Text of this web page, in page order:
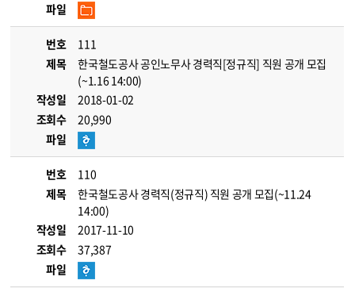
파일
번호
111
제목
한국철도공사 공인노무사 경력직[정규직] 직원 공개 모집
(~1.16 14:00)
작성일
2018-01-02
조회수
20,990
파일
번호
110
제목
한국철도공사 경력직(정규직) 직원 공개 모집(~11.24
14:00)
작성일
2017-11-10
조회수
37,387
파일